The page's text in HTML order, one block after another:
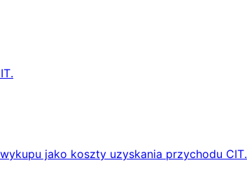
jako koszty uzyskania przychodu CIT.